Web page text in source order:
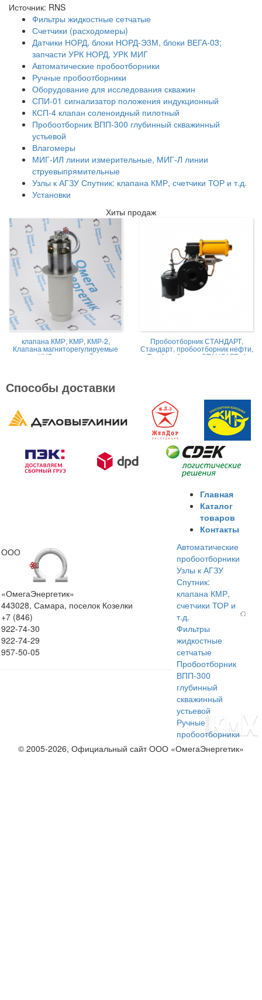
Источник: RNS
Фильтры жидкостные сетчатые
Счетчики (расходомеры)
Датчики НОРД, блоки НОРД-Э3М, блоки ВЕГА-03;
запчасти УРК НОРД, УРК МИГ
Автоматические пробоотборники
Ручные пробоотборники
Оборудование для исследования скважин
СПИ-01 сигнализатор положения индукционный
КСП-4 клапан соленоидный пилотный
Пробоотборник ВПП-300 глубинный скважинный
устьевой
Влагомеры
МИГ-ИЛ линии измерительные, МИГ-Л линии
струевыпрямительные
Узлы к АГЗУ Спутник: клапана КМР, счетчики ТОР и т.д.
Установки
Хиты продаж
клапана КМР, КМР, КМР-2,
Клапана магниторегулируемые
КМР жидкостной
Пробоотборник СТАНДАРТ,
Стандарт, пробоотборник нефти,
Пробоотборник СТАНДАРТ -А
Способы доставки
ООО
«ОмегаЭнергетик»
443028, Самара, поселок Козелки
+7 (846)
922-74-30
922-74-29
957-50-05
Главная
Каталог
товаров
Контакты
Автоматические
пробоотборники
Узлы к АГЗУ
Спутник:
клапана КМР,
счетчики ТОР и
т.д.
Фильтры
жидкостные
сетчатые
Пробоотборник
ВПП-300
глубинный
скважинный
устьевой
Ручные
пробоотборники
© 2005-2026, Официальный сайт ООО «ОмегаЭнергетик»